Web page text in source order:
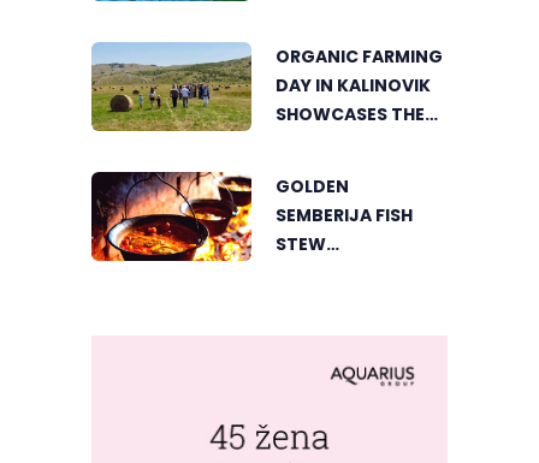
VIŠEGRAD
ORGANIC FARMING
DAY IN KALINOVIK
SHOWCASES THE
SUSTAINABLE
AGRICULTURE
GOLDEN
SEMBERIJA FISH
STEW
FOOD LOVERS IN